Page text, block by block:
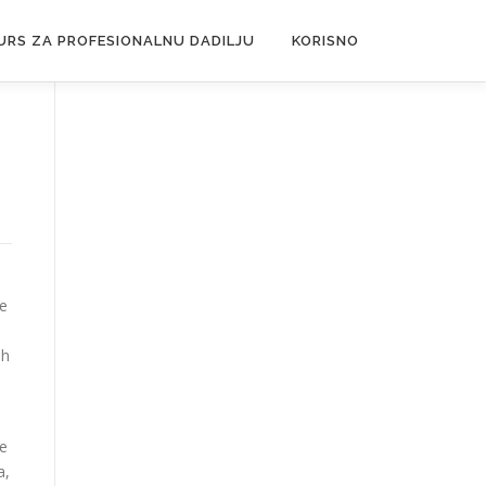
ZA PROFESIONALNU DADILJU KORISNO